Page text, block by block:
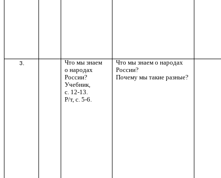
3.
Что мы знаем
о народах
России?
Учебник,
с. 12-13.
Р/т, с. 5-6.
Что мы знаем о народах
России?
Почему мы такие разные?